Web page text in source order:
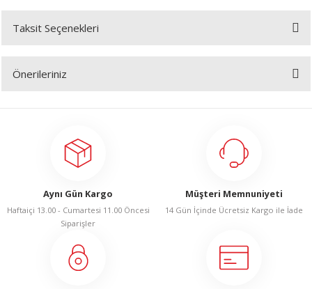
Bu ürüne ilk yorumu siz yapın!
Taksit Seçenekleri
Önerileriniz
Görüş ve önerileriniz için teşekkür ederiz.
Ürün açıklamasında eksik bilgiler bulunuyor.
Ürün bilgilerinde hatalar bulunuyor.
Ürün fiyatı diğer sitelerden daha pahalı.
Bu ürüne benzer farklı alternatifler olmalı.
Aynı Gün Kargo
Haftaiçi 13.00 - Cumartesi 11.00 Öncesi
Siparişler
Müşteri Memnuniyeti
14 Gün İçinde Ücretsiz Kargo ile İade